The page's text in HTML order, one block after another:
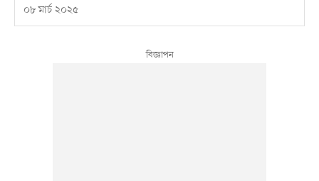
০৮ মার্চ ২০২৫